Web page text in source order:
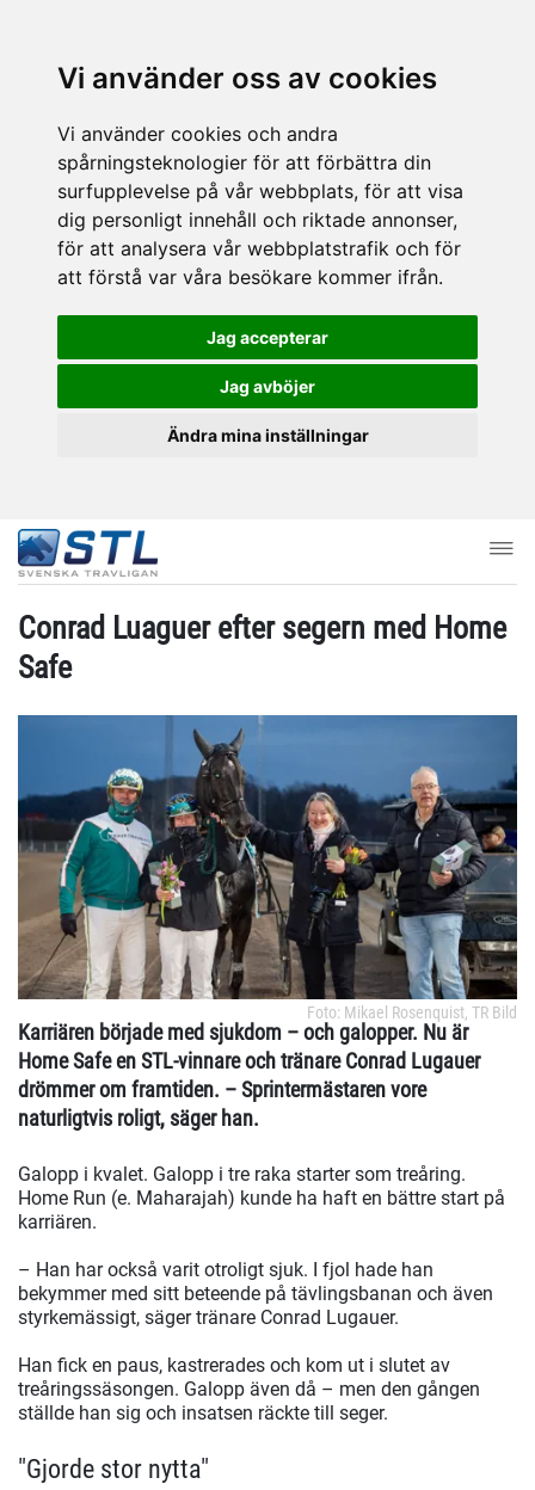
Vi använder oss av cookies
Vi använder cookies och andra
spårningsteknologier för att förbättra din
surfupplevelse på vår webbplats, för att visa
dig personligt innehåll och riktade annonser,
för att analysera vår webbplatstrafik och för
att förstå var våra besökare kommer ifrån.
Jag accepterar
Jag avböjer
Ändra mina inställningar
Foto: Mikael Rosenquist, TR Bild
Conrad Luaguer efter segern med Home
Safe
Karriären började med sjukdom – och galopper. Nu är
Home Safe en STL-vinnare och tränare Conrad Lugauer
drömmer om framtiden. – Sprintermästaren vore
naturligtvis roligt, säger han.
Galopp i kvalet. Galopp i tre raka starter som treåring.
Home Run (e. Maharajah) kunde ha haft en bättre start på
karriären.
– Han har också varit otroligt sjuk. I fjol hade han
bekymmer med sitt beteende på tävlingsbanan och även
styrkemässigt, säger tränare Conrad Lugauer.
Han fick en paus, kastrerades och kom ut i slutet av
treåringssäsongen. Galopp även då – men den gången
ställde han sig och insatsen räckte till seger.
"Gjorde stor nytta"